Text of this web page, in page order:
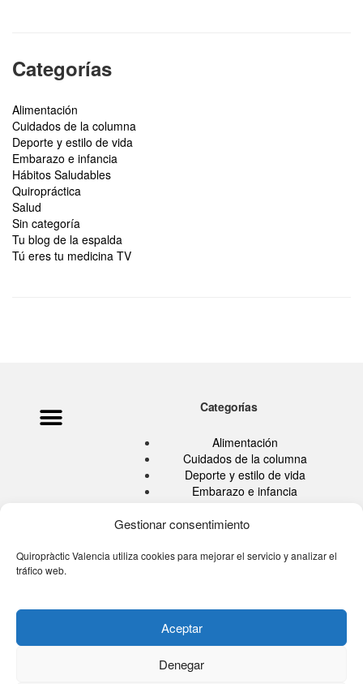
Gestionar consentimiento
Quiropràctic Valencia utiliza cookies para mejorar el servicio y analizar el
tráfico web.
Aceptar
Denegar
Categorías
Alimentación
Cuidados de la columna
Deporte y estilo de vida
Embarazo e infancia
Hábitos Saludables
Quiropráctica
Salud
Sin categoría
Tu blog de la espalda
Tú eres tu medicina TV
Categorías
Alimentación
Cuidados de la columna
Deporte y estilo de vida
Embarazo e infancia
Quiropráctica
Sin categoría
© 2026 Quiropractic Valencia